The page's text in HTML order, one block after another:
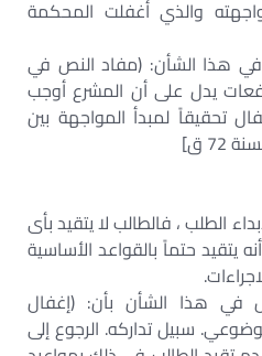
والذي أغفلت المحكمة
هذا الشأن: (مفاد النص في
المرافعات يدل على أن المشرع أوجب
تحقيقاً لمبدأ المواجهة بين
193 ميعاداً لابداء الطلب ، فالطالب لا يتقيد بأى
يتقيد حتماً بالقواعد الأساسية
هذا الشأن بأن: (إغفال
سبيل تداركه. الرجوع إلى